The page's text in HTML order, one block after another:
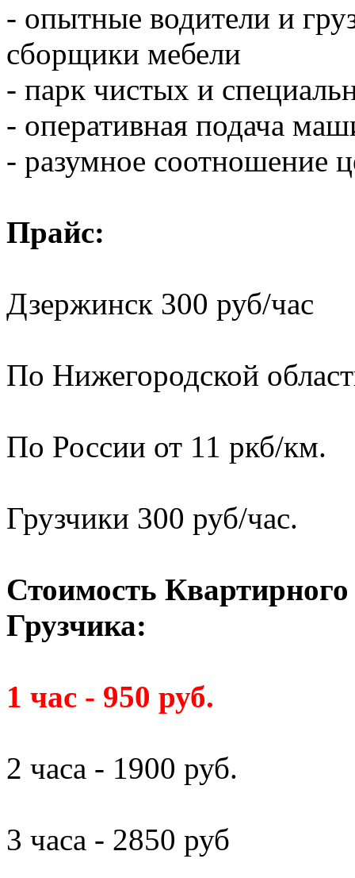
- опытные водители и
сборщики мебели
- парк чистых и
- оперативная подача
- разумное соотношение
Прайс:
Дзержинск 300 руб/час
По Нижегородской
По России от 11 ркб/км.
Грузчики 300 руб/час.
Стоимость Квартирного
Грузчика:
1 час - 950 руб.
2 часа - 1900 руб.
3 часа - 2850 руб